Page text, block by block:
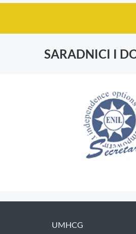
SARADNICI I
UMHCG